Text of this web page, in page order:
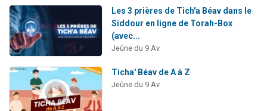
Les 3 prières de Tich'a Béav dans le
Siddour en ligne de Torah-Box
(avec...
Jeûne du 9 Av
Ticha' Béav de A à Z
Jeûne du 9 Av